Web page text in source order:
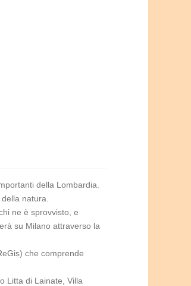
della Lombardia.
natura.
ne è sprovvisto, e
su Milano attraverso la
che comprende
Litta di Lainate, Villa